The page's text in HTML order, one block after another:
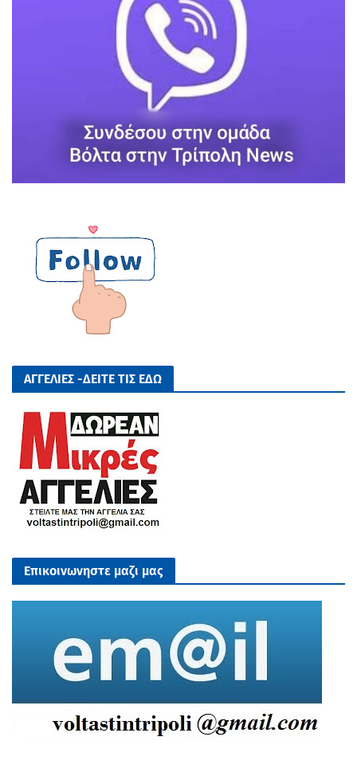
ΑΓΓΕΛΙΕΣ -ΔΕΙΤΕ ΤΙΣ ΕΔΩ
Επικοινωνηστε μαζι μας